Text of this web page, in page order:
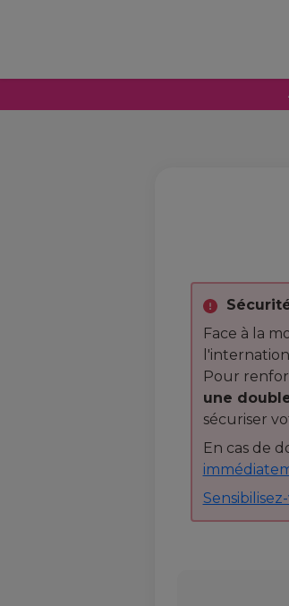
Face à la
Pour
une
sécuriser
En cas de